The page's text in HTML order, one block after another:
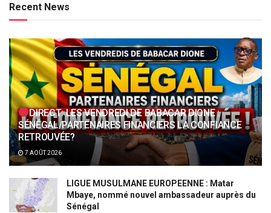
Recent News
DIRECT: LES VENDREDI DE BABACAR DIONE :
SÉNÉGAL/PARTENAIRES FINANCIERS LA CONFIANCE
RETROUVÉE?
7 AOÛT 2026
LIGUE MUSULMANE EUROPEENNE : Matar
Mbaye, nommé nouvel ambassadeur auprès du
Sénégal